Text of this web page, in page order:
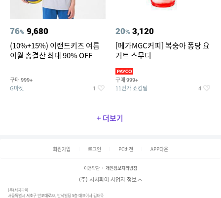
76% 9,680
(10%+15%) 이랜드키즈 여름
이월 총결산 최대 90% OFF
구매 999+
G마켓 1
20% 3,120
[메가MGC커피] 복숭아 퐁당 요
거트 스무디
구매 999+
11번가 쇼킹딜 4
+ 더보기
회원가입 로그인 PC버전 APP다운
이용약관 개인정보처리방침
(주) 서치파이 사업자 정보
(주)서치파이
서울특별시 서초구 반포대로88, 반석빌딩 5층 대표이사 김태묵